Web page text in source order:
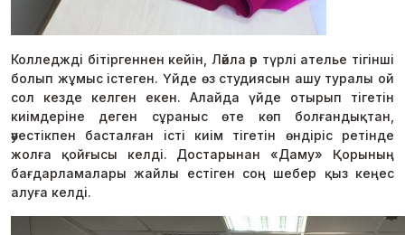
Колледжді бітіргеннен кейін, Ләйла әр түрлі ателье тігінші
болып жұмыс істеген. Үйде өз студиясын ашу туралы ой
сол кезде келген екен. Алайда үйде отырып тігетін
киімдеріне деген сұраныс өте көп болғандықтан,
әуестікпен басталған істі киім тігетін өндіріс ретінде
жолға қойғысы келді. Достарынан «Даму» Қорының
бағдарламалары жайлы естіген соң шебер қыз кеңес
алуға келді.